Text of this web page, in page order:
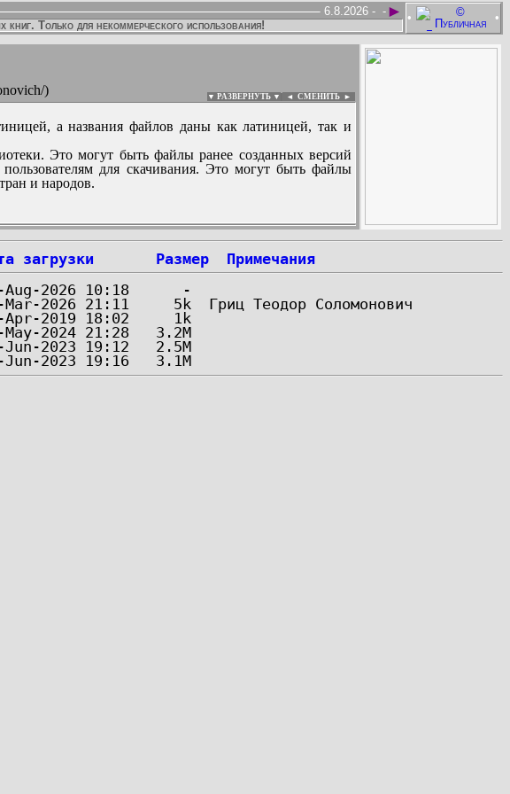
• •
►
-
6.8.2026 -
книг. Только для некоммерческого использования!
)
▼ РАЗВЕРНУТЬ ▼ ◄ СМЕНИТЬ ►
а названия файлов даны как латиницей, так и
Это могут быть файлы ранее созданных версий
для скачивания. Это могут быть файлы
и народов.
:
загрузки Размер
Примечания